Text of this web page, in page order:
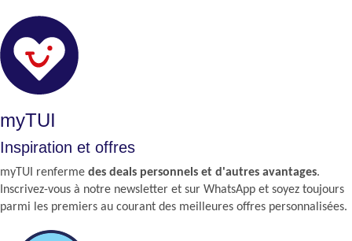
myTUI
Inspiration et offres
myTUI renferme des deals personnels et d'autres avantages.
Inscrivez-vous à notre newsletter et sur WhatsApp et soyez toujours
parmi les premiers au courant des meilleures offres personnalisées.